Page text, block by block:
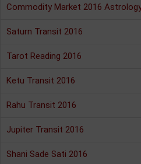
Commodity Market 2016
Saturn Transit 2016
Tarot Reading 2016
Ketu Transit 2016
Rahu Transit 2016
Jupiter Transit 2016
Shani Sade Sati 2016